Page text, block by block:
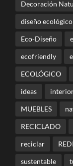
Decoración
diseño ecológico
Eco-Diseño
ecofriendly
ECOLÓGICO
ideas
MUEBLES
RECICLADO
reciclar
sustentable